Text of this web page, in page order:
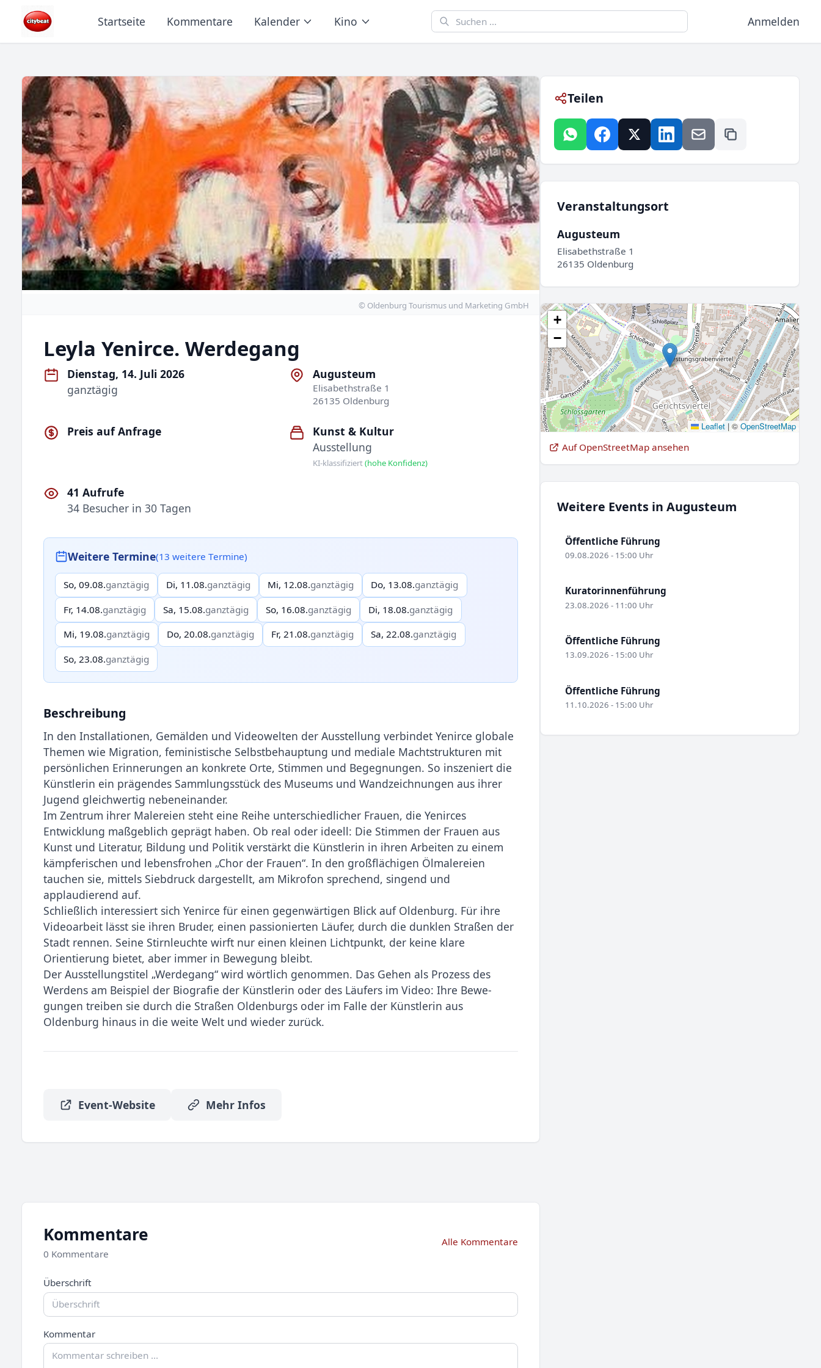
Startseite Kommentare Kalender Kino Anmelden
© Oldenburg Tourismus und Marketing GmbH
Leyla Yenirce. Werdegang
Dienstag, 14. Juli 2026
ganztägig
Augusteum
Elisabethstraße 1
26135 Oldenburg
Preis auf Anfrage
Kunst & Kultur
Ausstellung
KI-klassifiziert(hohe Konfidenz)
41 Aufrufe
34 Besucher in 30 Tagen
Weitere Termine(13 weitere Termine)
So, 09.08.ganztägig Di, 11.08.ganztägig Mi, 12.08.ganztägig Do, 13.08.ganztägig
Fr, 14.08.ganztägig Sa, 15.08.ganztägig So, 16.08.ganztägig Di, 18.08.ganztägig
Mi, 19.08.ganztägig Do, 20.08.ganztägig Fr, 21.08.ganztägig Sa, 22.08.ganztägig
So, 23.08.ganztägig
Beschreibung
In den Installationen, Gemälden und Videowelten der Ausstel­lung verbindet Yenirce globale
Themen wie Migration, feministi­sche Selbstbehauptung und mediale Machtstrukturen mit
per­sönlichen Erinnerungen an konkrete Orte, Stimmen und Begeg­nungen. So inszeniert die
Künstlerin ein prägendes Sammlungsstü­ck des Museums und Wandzeichnungen aus ihrer
Jugend gleichwertig nebeneinander.
Im Zentrum ihrer Malereien steht eine Reihe unterschiedlicher Frauen, die Yenirces
Entwicklung maßgeblich geprägt haben. Ob real oder ideell: Die Stimmen der Frauen aus
Kunst und Litera­tur, Bildung und Politik verstärkt die Künstlerin in ihren Arbeiten zu einem
kämpferischen und lebensfrohen „Chor der Frauen“. In den großflächigen Ölmalereien
tauchen sie, mittels Siebdruck dargestellt, am Mikrofon sprechend, singend und
applaudierend auf.
Schließlich interessiert sich Yenirce für einen gegenwärtigen Blick auf Oldenburg. Für ihre
Videoarbeit lässt sie ihren Bruder, einen passionierten Läufer, durch die dunklen Straßen der
Stadt rennen. Seine Stirnleuchte wirft nur einen kleinen Lichtpunkt, der keine klare
Orientierung bietet, aber im­mer in Bewegung bleibt.
Der Ausstellungstitel „Werdegang“ wird wörtlich genommen. Das Gehen als Prozess des
Werdens am Beispiel der Biografie der Künstlerin oder des Läufers im Video: Ihre Bewe­
gungen treiben sie durch die Straßen Oldenburgs oder im Falle der Künstlerin aus
Oldenburg hinaus in die weite Welt und wie­der zurück.
Event-Website Mehr Infos
Teilen
Veranstaltungsort
Augusteum
Elisabethstraße 1
26135 Oldenburg
+
−
Leaflet |© OpenStreetMap
Auf OpenStreetMap ansehen
Weitere Events in Augusteum
Öffentliche Führung
09.08.2026 - 15:00 Uhr
Kuratorinnenführung
23.08.2026 - 11:00 Uhr
Öffentliche Führung
13.09.2026 - 15:00 Uhr
Öffentliche Führung
11.10.2026 - 15:00 Uhr
Kommentare
0 Kommentare
Alle Kommentare
Überschrift
Kommentar